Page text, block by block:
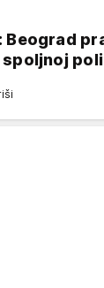
Beograd
spoljnoj